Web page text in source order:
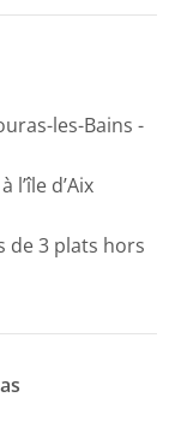
les-Bains -
d’Aix
de 3 plats hors